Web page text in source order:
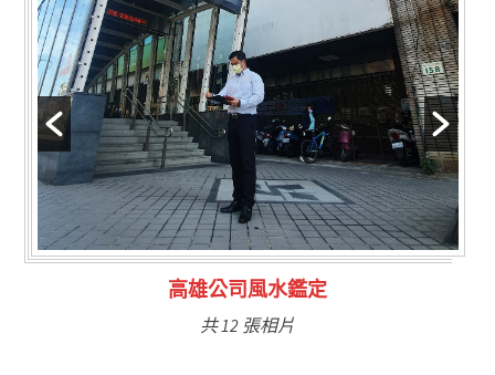
林氏福主量子生基造命
共 6 張相片